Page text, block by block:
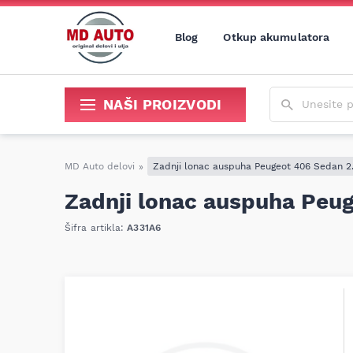
Blog Otkup akumulatora
NAŠI PROIZVODI
MD Auto delovi » Zadnji lonac auspuha Peugeot 406 Sedan
Zadnji lonac auspuha
Šifra artikla:A331A6